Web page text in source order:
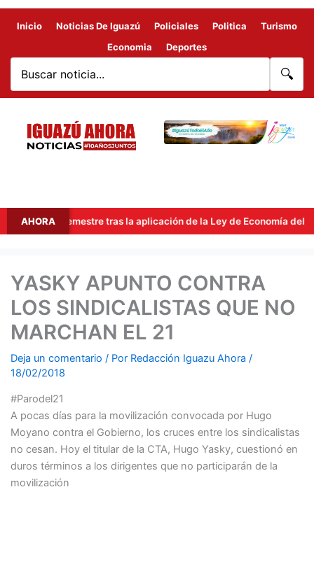
Inicio Noticias De Iguazú Policiales Politica
Turismo
Economia
Deportes
🔍
AHORA
semestre tras la aplicación de la Ley de Economía del
YASKY APUNTO CONTRA
LOS SINDICALISTAS QUE NO
MARCHAN EL 21
Deja un comentario / Por Redacción Iguazu Ahora /
18/02/2018
#Parodel21
A pocas días para la movilización convocada por Hugo
Moyano contra el Gobierno, los cruces entre los sindicalistas
no cesan. Hoy el titular de la CTA, Hugo Yasky, cuestionó en
duros términos a los dirigentes que no participarán de la
movilización